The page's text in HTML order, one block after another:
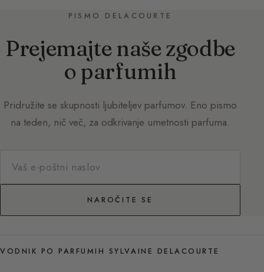
PISMO DELACOURTE
Prejemajte naše zgodbe
o parfumih
Pridružite se skupnosti ljubiteljev parfumov. Eno pismo
na teden, nič več, za odkrivanje umetnosti parfuma.
NAROČITE SE
VODNIK PO PARFUMIH SYLVAINE DELACOURTE